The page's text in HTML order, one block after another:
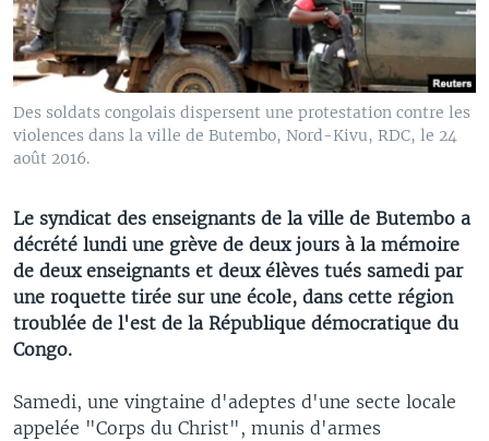
Des soldats congolais dispersent une protestation contre les
violences dans la ville de Butembo, Nord-Kivu, RDC, le 24
août 2016.
Le syndicat des enseignants de la ville de Butembo a
décrété lundi une grève de deux jours à la mémoire
de deux enseignants et deux élèves tués samedi par
une roquette tirée sur une école, dans cette région
troublée de l'est de la République démocratique du
Congo.
Samedi, une vingtaine d'adeptes d'une secte locale
appelée "Corps du Christ", munis d'armes